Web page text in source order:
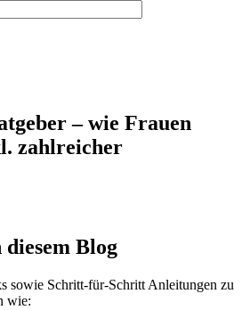
– wie Frauen
zahlreicher
Blog
sowie Schritt-für-Schritt Anleitungen zu
wie: